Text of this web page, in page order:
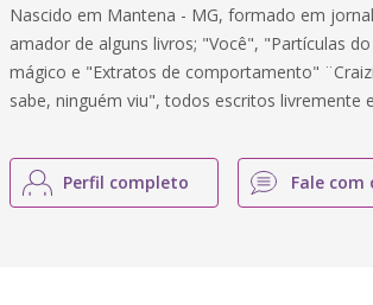
Nascido em Mantena - MG, formado em
amador de alguns livros; "Você", "Partículas
mágico e "Extratos de comportamento"
sabe, ninguém viu", todos escritos livremente
Perfil completo Fale